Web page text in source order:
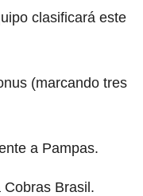
clasificará este
(marcando tres
a Pampas.
Brasil.